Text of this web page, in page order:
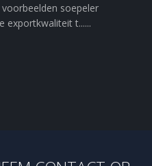
soepeler
exportkwaliteit t......